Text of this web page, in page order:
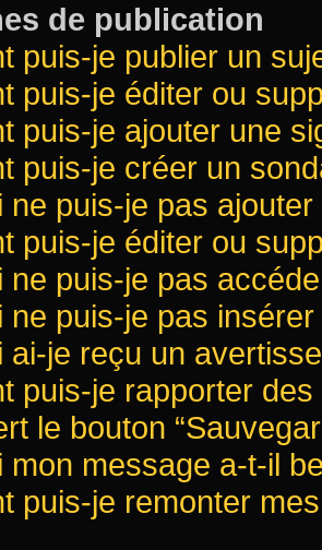
de publication
puis-je publier un
puis-je éditer ou
puis-je ajouter une
puis-je créer un
ne puis-je pas
puis-je éditer ou
ne puis-je pas
ne puis-je pas
ai-je reçu un
puis-je rapporter
le bouton
mon message a-t-il
puis-je remonter